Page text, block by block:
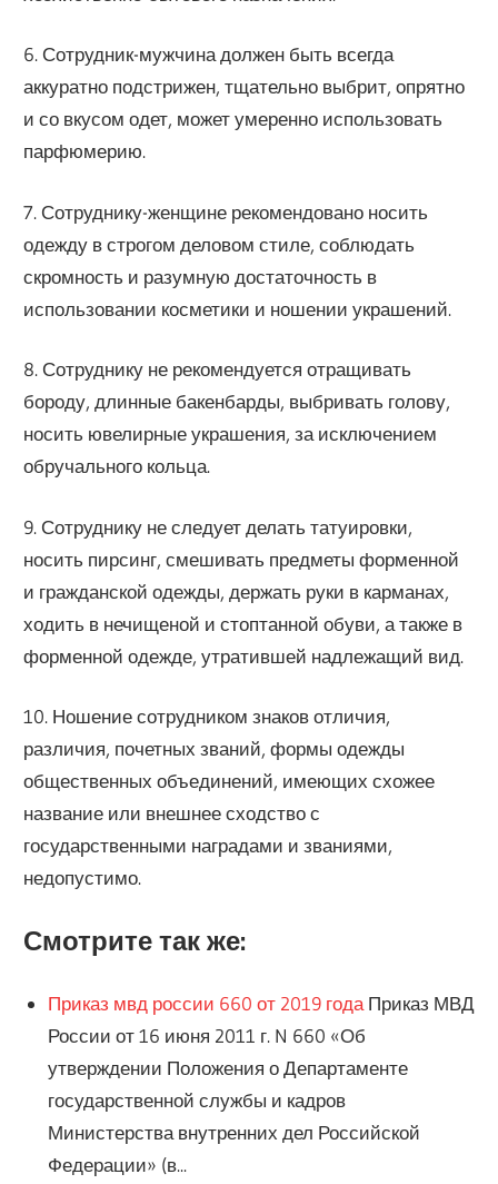
6. Сотрудник-мужчина должен быть всегда
аккуратно подстрижен, тщательно выбрит, опрятно
и со вкусом одет, может умеренно использовать
парфюмерию.
7. Сотруднику-женщине рекомендовано носить
одежду в строгом деловом стиле, соблюдать
скромность и разумную достаточность в
использовании косметики и ношении украшений.
8. Сотруднику не рекомендуется отращивать
бороду, длинные бакенбарды, выбривать голову,
носить ювелирные украшения, за исключением
обручального кольца.
9. Сотруднику не следует делать татуировки,
носить пирсинг, смешивать предметы форменной
и гражданской одежды, держать руки в карманах,
ходить в нечищеной и стоптанной обуви, а также в
форменной одежде, утратившей надлежащий вид.
10. Ношение сотрудником знаков отличия,
различия, почетных званий, формы одежды
общественных объединений, имеющих схожее
название или внешнее сходство с
государственными наградами и званиями,
недопустимо.
Смотрите так же:
Приказ мвд россии 660 от 2019 годаПриказ МВД
России от 16 июня 2011 г. N 660 «Об
утверждении Положения о Департаменте
государственной службы и кадров
Министерства внутренних дел Российской
Федерации» (в...